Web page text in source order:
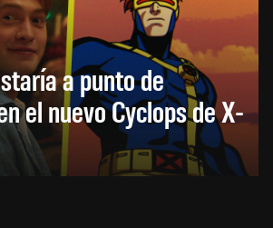
a punto de
el nuevo Cyclops de X-